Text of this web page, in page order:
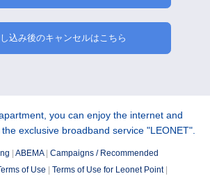
込み後のキャンセルはこちら
you can enjoy the internet and
exclusive broadband service "LEONET".
ABEMA Campaigns / Recommended
of Use Terms of Use for Leonet Point|